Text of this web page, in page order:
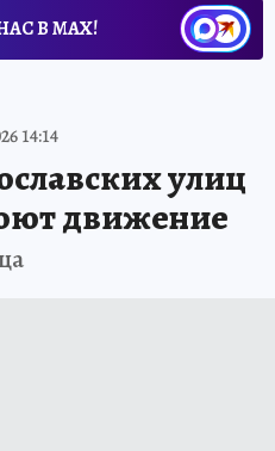
В МАХ!
14:14
улиц
движение